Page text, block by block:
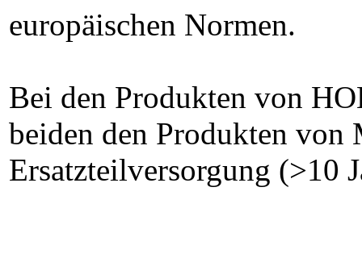
europäischen Normen.
Bei den Produkten von
beiden den Produkten
Ersatzteilversorgung (>10